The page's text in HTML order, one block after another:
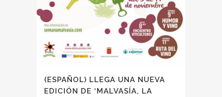
(ESPAÑOL) LLEGA UNA NUEVA
EDICIÓN DE ‘MALVASÍA, LA